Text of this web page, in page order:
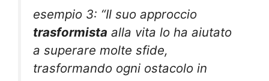
esempio 3: “Il suo approccio
trasformista alla vita lo ha aiutato
a superare molte sfide,
trasformando ogni ostacolo in